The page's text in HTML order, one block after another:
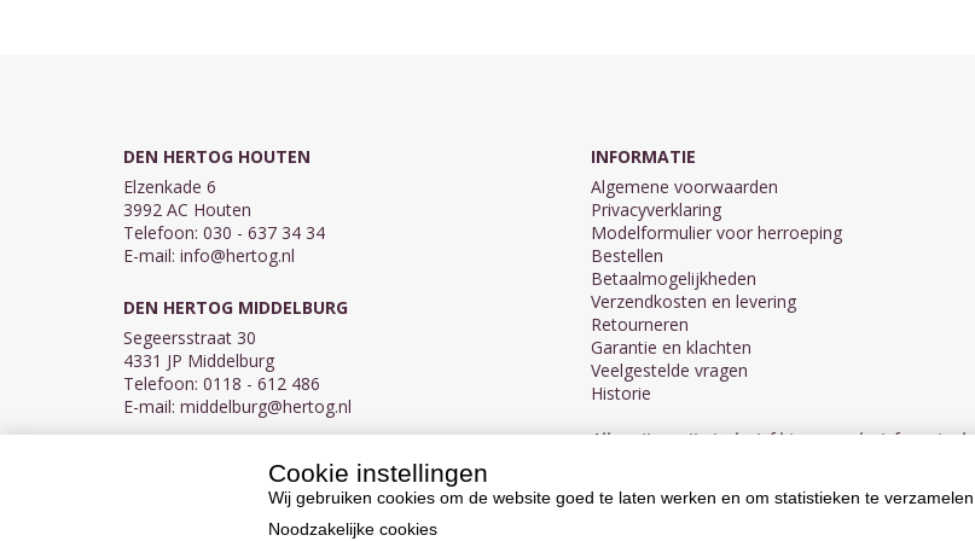
DEN HERTOG HOUTEN
Elzenkade 6
3992 AC Houten
Telefoon: 030 - 637 34 34
E-mail: info@hertog.nl
DEN HERTOG MIDDELBURG
Segeersstraat 30
4331 JP Middelburg
Telefoon: 0118 - 612 486
E-mail: middelburg@hertog.nl
BTW NL007450242B03
INFORMATIE
Algemene voorwaarden
Privacyverklaring
Modelformulier voor herroeping
Bestellen
Betaalmogelijkheden
Verzendkosten en levering
Retourneren
Garantie en klachten
Veelgestelde vragen
Historie
Alle prijzen zijn inclusief btw en exclusief eventuele
Cookie instellingen
Wij gebruiken cookies om de website goed te laten werken en om statistieken te verzamelen.
Noodzakelijke cookies